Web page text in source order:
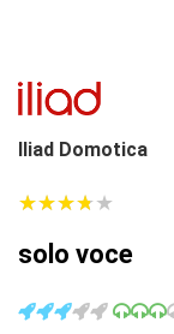
Iliad Domotica
★★★★★
★★★★★
solo voce